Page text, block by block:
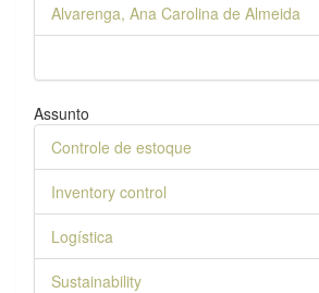
Alvarenga, Ana Carolina de Almeida
Assunto
Controle de estoque
Inventory control
Logística
Sustainability